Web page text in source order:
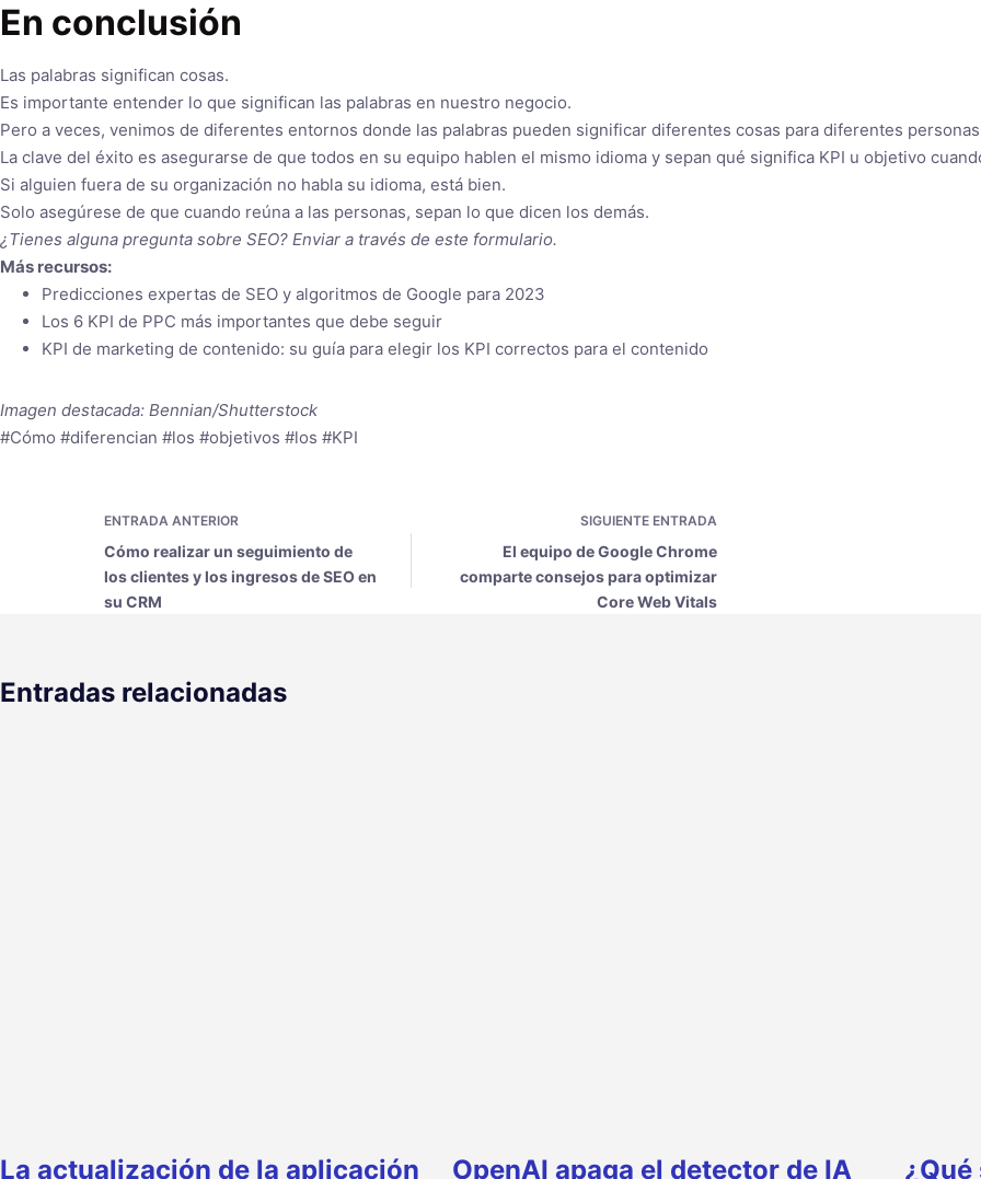
En conclusión
Las palabras significan cosas.
Es importante entender lo que significan las palabras en nuestro negocio.
Pero a veces, venimos de diferentes entornos donde las palabras pueden significar diferentes cosas para diferentes
La clave del éxito es asegurarse de que todos en su equipo hablen el mismo idioma y sepan qué significa KPI u objetivo
Si alguien fuera de su organización no habla su idioma, está bien.
Solo asegúrese de que cuando reúna a las personas, sepan lo que dicen los demás.
¿Tienes alguna pregunta sobre SEO? Enviar a través de este formulario.
Más recursos:
Predicciones expertas de SEO y algoritmos de Google para 2023
Los 6 KPI de PPC más importantes que debe seguir
KPI de marketing de contenido: su guía para elegir los KPI correctos para el contenido
Imagen destacada: Bennian/Shutterstock
#Cómo #diferencian #los #objetivos #los #KPI
ENTRADA ANTERIOR
Cómo realizar un seguimiento de
los clientes y los ingresos de SEO en
su CRM
SIGUIENTE ENTRADA
El equipo de Google Chrome
comparte consejos para optimizar
Core Web Vitals
Entradas relacionadas
La actualización de la aplicación OpenAI apaga el detector de IA